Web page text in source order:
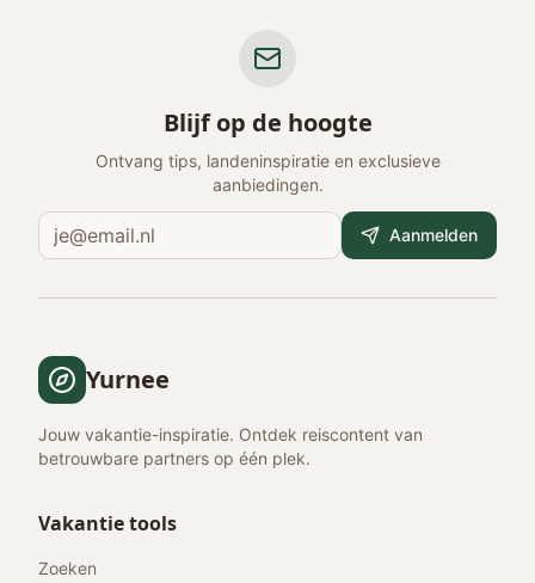
Blijf op de hoogte
Ontvang tips, landeninspiratie en exclusieve
aanbiedingen.
Aanmelden
Yurnee
Jouw vakantie-inspiratie. Ontdek reiscontent van
betrouwbare partners op één plek.
Vakantie tools
Zoeken